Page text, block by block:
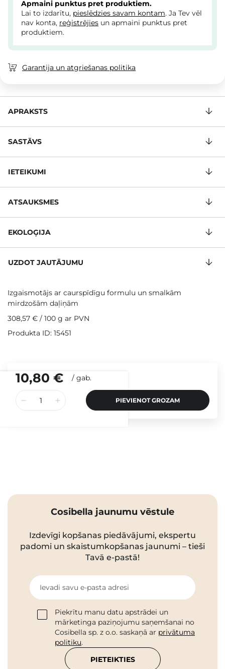
10,80 € / gab.
PIEVIENOT GROZAM
Apmaini punktus pret produktiem.
Lai to izdarītu, pieslēdzies savam kontam. Ja Tev vēl
nav konta, reģistrējies un apmaini punktus pret
produktiem.
Garantija un atgriešanas politika
APRAKSTS
SASTĀVS
IETEIKUMI
ATSAUKSMES
EKOLOĢIJA
UZDOT JAUTĀJUMU
Izgaismotājs ar caurspīdīgu formulu un smalkām
mirdzošām daļiņām
308,57 € / 100 g ar PVN
Produkta ID: 15451
Cosibella jaunumu vēstule
Izdevīgi kopšanas piedāvājumi, ekspertu
padomi un skaistumkopšanas jaunumi – tieši
Tavā e-pastā!
Ievadi savu e-pasta adresi
Piekrītu manu datu apstrādei un
mārketinga paziņojumu saņemšanai no
Cosibella sp. z o.o. saskaņā ar privātuma
politiku.
PIETEIKTIES